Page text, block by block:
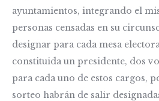
ayuntamientos, integrando el
personas censadas en su
designar para cada mesa
constituida un presidente, dos
para cada uno de estos cargos,
sorteo habrán de salir